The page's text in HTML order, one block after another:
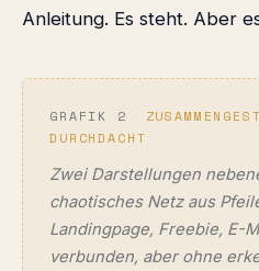
Anleitung. Es steht. Aber
GRAFIK 2
DURCHDACHT
Zwei Darstellungen
chaotisches Netz aus
Landingpage, Freebie, E-
verbunden, aber ohne